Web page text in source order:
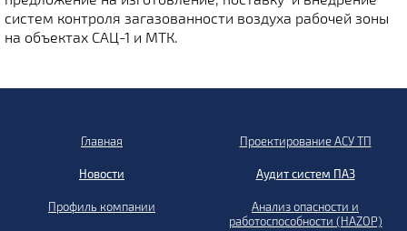
систем контроля загазованности воздуха рабочей зоны
на объектах САЦ-1 и МТК.
Главная
Новости
Профиль компании
Проектирование АСУ ТП
Аудит систем ПАЗ
Анализ опасности и
работоспособности (HAZOP)